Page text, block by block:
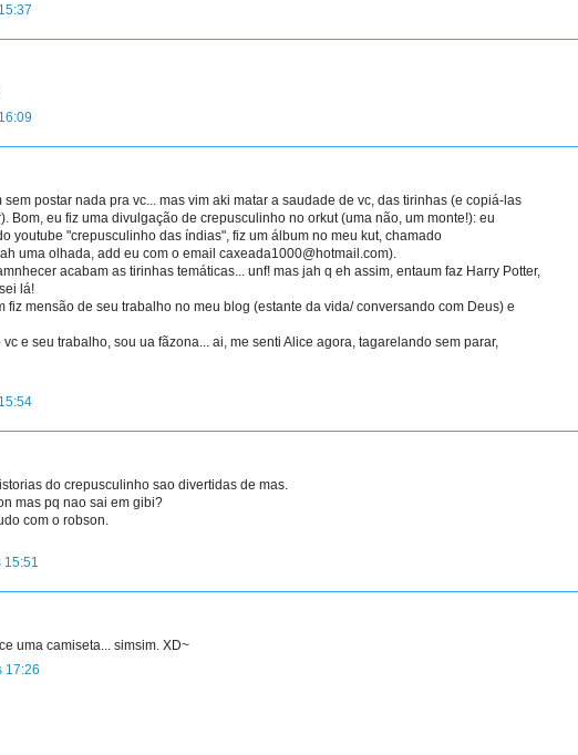
sem postar nada pra vc... mas vim aki matar a saudade de vc, das tirinhas (e copiá-las
Bom, eu fiz uma divulgação de crepusculinho no orkut (uma não, um monte!): eu
youtube "crepusculinho das índias", fiz um álbum no meu kut, chamado
uma olhada, add eu com o email caxeada1000@hotmail.com).
acabam as tirinhas temáticas... unf! mas jah q eh assim, entaum faz Harry Potter,
lá!
fiz mensão de seu trabalho no meu blog (estante da vida/ conversando com Deus) e
e seu trabalho, sou ua fãzona... ai, me senti Alice agora, tagarelando sem parar,
do crepusculinho sao divertidas de mas.
mas pq nao sai em gibi?
com o robson.
uma camiseta... simsim. XD~
17:26